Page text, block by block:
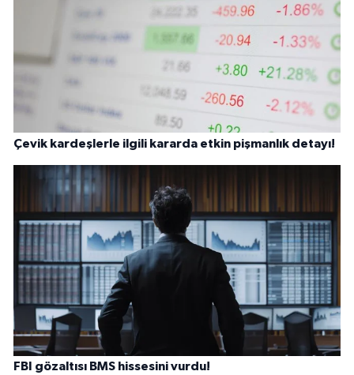
Çevik kardeşlerle ilgili kararda etkin pişmanlık detayı!
FBI gözaltısı BMS hissesini vurdu!